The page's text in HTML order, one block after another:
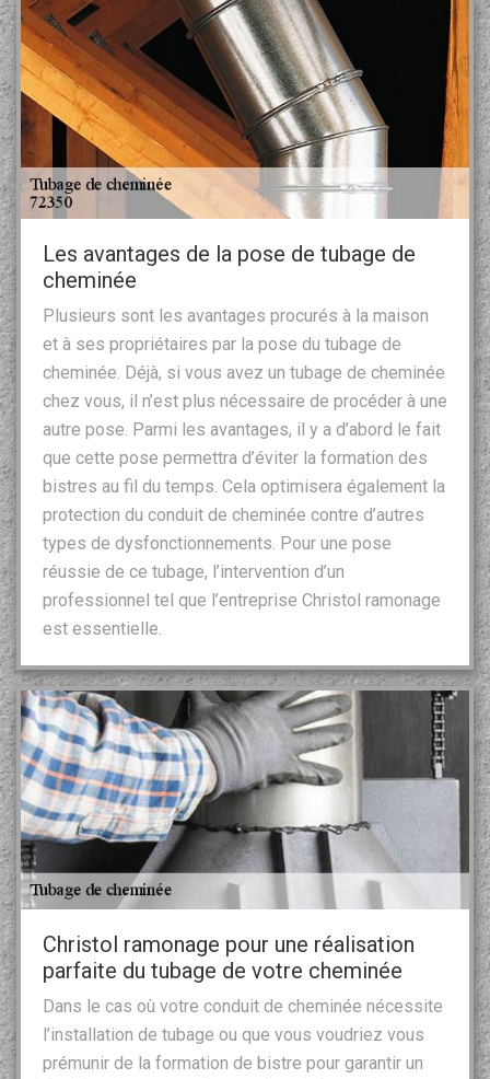
Les avantages de la pose de tubage de
cheminée
Plusieurs sont les avantages procurés à la maison
et à ses propriétaires par la pose du tubage de
cheminée. Déjà, si vous avez un tubage de cheminée
chez vous, il n’est plus nécessaire de procéder à une
autre pose. Parmi les avantages, il y a d’abord le fait
que cette pose permettra d’éviter la formation des
bistres au fil du temps. Cela optimisera également la
protection du conduit de cheminée contre d’autres
types de dysfonctionnements. Pour une pose
réussie de ce tubage, l’intervention d’un
professionnel tel que l’entreprise Christol ramonage
est essentielle.
Christol ramonage pour une réalisation
parfaite du tubage de votre cheminée
Dans le cas où votre conduit de cheminée nécessite
l’installation de tubage ou que vous voudriez vous
prémunir de la formation de bistre pour garantir un